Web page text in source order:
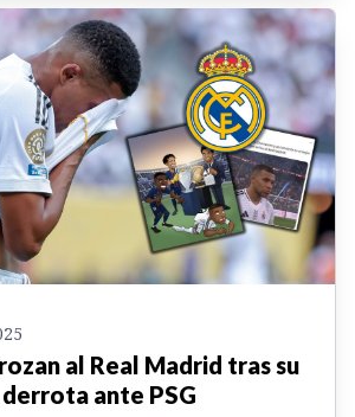
al Real Madrid tras su
ante PSG